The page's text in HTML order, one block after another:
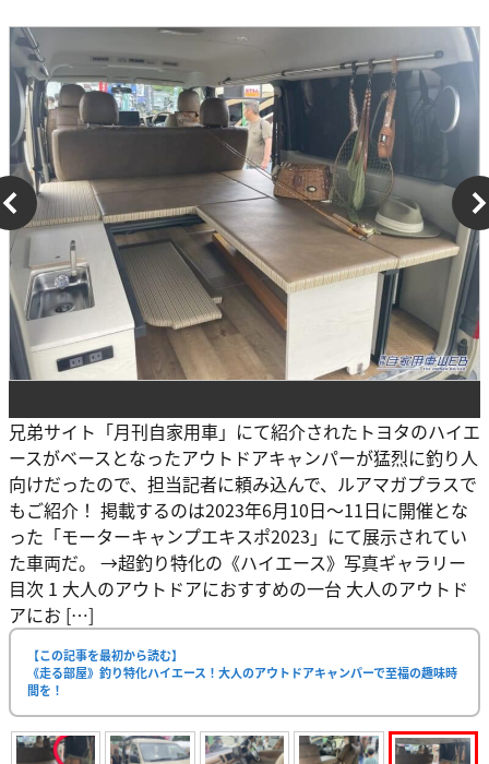
兄弟サイト「月刊自家用車」にて紹介されたトヨタのハイエ
ースがベースとなったアウトドアキャンパーが猛烈に釣り人
向けだったので、担当記者に頼み込んで、ルアマガプラスで
もご紹介！ 掲載するのは2023年6月10日〜11日に開催とな
った「モーターキャンプエキスポ2023」にて展示されてい
た車両だ。 →超釣り特化の《ハイエース》写真ギャラリー
目次 1 大人のアウトドアにおすすめの一台 大人のアウトド
アにお […]
【この記事を最初から読む】
《走る部屋》釣り特化ハイエース！大人のアウトドアキャンパーで至福の趣味時
間を！